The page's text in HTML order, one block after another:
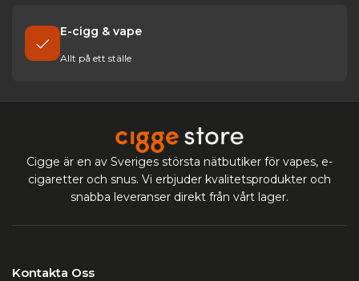
E-cigg & vape
Allt på ett ställe
Cigge är en av Sveriges största nätbutiker för vapes, e-
cigaretter och snus. Vi erbjuder kvalitetsprodukter och
snabba leveranser direkt från vårt lager.
Kontakta Oss